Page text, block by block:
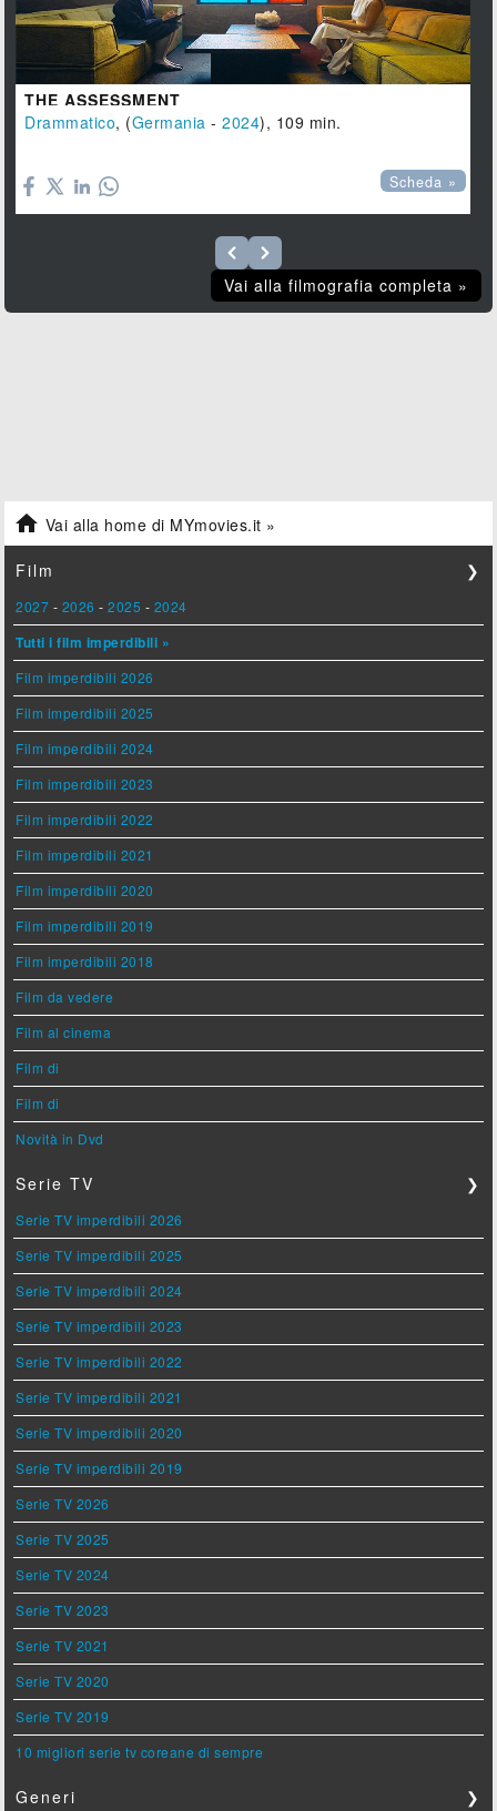
THE ASSESSMENT
Drammatico, (Germania -2024), 109 min.
Scheda »
Vai alla filmografia completa »
 Vai alla home di MYmovies.it »
Film ❯
2027 - 2026 -2025 - 2024
Tutti i film imperdibili »
Film imperdibili 2026
Film imperdibili 2025
Film imperdibili 2024
Film imperdibili 2023
Film imperdibili 2022
Film imperdibili 2021
Film imperdibili 2020
Film imperdibili 2019
Film imperdibili 2018
Film da vedere
Film al cinema
Film di
Film di
Novità in Dvd
Serie TV ❯
Serie TV imperdibili 2026
Serie TV imperdibili 2025
Serie TV imperdibili 2024
Serie TV imperdibili 2023
Serie TV imperdibili 2022
Serie TV imperdibili 2021
Serie TV imperdibili 2020
Serie TV imperdibili 2019
Serie TV 2026
Serie TV 2025
Serie TV 2024
Serie TV 2023
Serie TV 2021
Serie TV 2020
Serie TV 2019
10 migliori serie tv coreane di sempre
Generi ❯